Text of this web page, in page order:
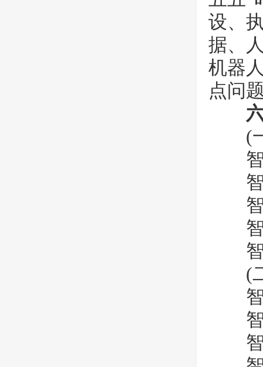
设、
据、
机器
点问
(一)
智
智
智
智
智
(二)
智
智
智